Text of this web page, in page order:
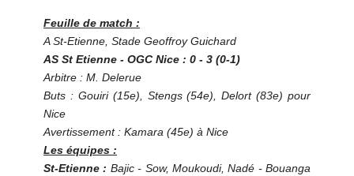
Feuille de match :
A St-Etienne, Stade Geoffroy Guichard
AS St Etienne - OGC Nice : 0 - 3 (0-1)
Arbitre : M. Delerue
Buts : Gouiri (15e), Stengs (54e), Delort (83e) pour
Nice
Avertissement : Kamara (45e) à Nice
Les équipes :
St-Etienne : Bajic - Sow, Moukoudi, Nadé - Bouanga